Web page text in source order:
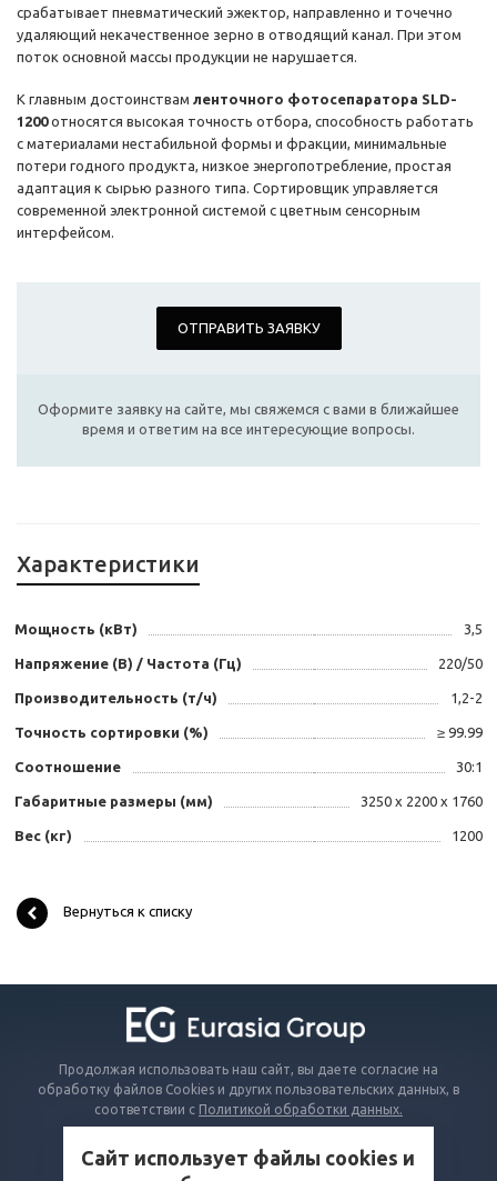
срабатывает пневматический эжектор, направленно и точечно
удаляющий некачественное зерно в отводящий канал. При этом
поток основной массы продукции не нарушается.
К главным достоинствам ленточного фотосепаратора SLD-
1200относятся высокая точность отбора, способность работать
с материалами нестабильной формы и фракции, минимальные
потери годного продукта, низкое энергопотребление, простая
адаптация к сырью разного типа. Сортировщик управляется
современной электронной системой с цветным сенсорным
интерфейсом.
ОТПРАВИТЬ ЗАЯВКУ
Оформите заявку на сайте, мы свяжемся с вами в ближайшее
время и ответим на все интересующие вопросы.
Характеристики
Мощность (кВт) 3,5
Напряжение (В) / Частота (Гц) 220/50
Производительность (т/ч) 1,2-2
Точность сортировки (%) ≥ 99.99
Соотношение 30:1
Габаритные размеры (мм) 3250 x 2200 x 1760
Вес (кг) 1200
Вернуться к списку
Продолжая использовать наш сайт, вы даете согласие на
обработку файлов Cookies и других пользовательских данных, в
соответствии с Политикой обработки данных.
Сайт использует файлы cookies и